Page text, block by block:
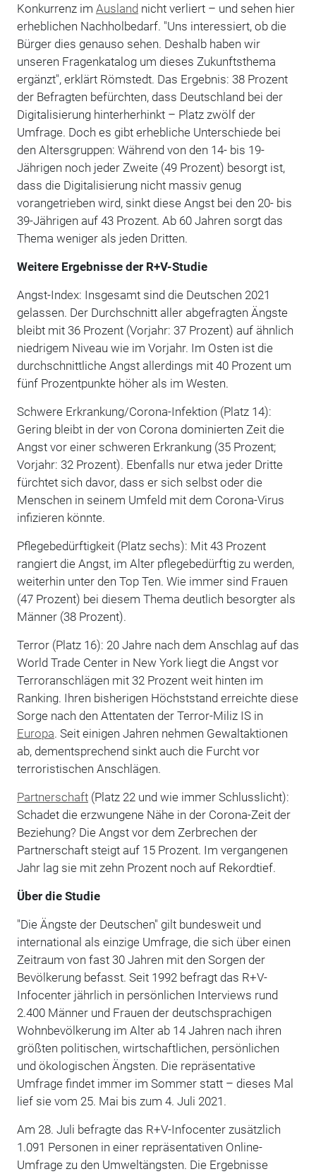
Konkurrenz im Ausland nicht verliert – und sehen hier
erheblichen Nachholbedarf. "Uns interessiert, ob die
Bürger dies genauso sehen. Deshalb haben wir
unseren Fragenkatalog um dieses Zukunftsthema
ergänzt", erklärt Römstedt. Das Ergebnis: 38 Prozent
der Befragten befürchten, dass Deutschland bei der
Digitalisierung hinterherhinkt – Platz zwölf der
Umfrage. Doch es gibt erhebliche Unterschiede bei
den Altersgruppen: Während von den 14- bis 19-
Jährigen noch jeder Zweite (49 Prozent) besorgt ist,
dass die Digitalisierung nicht massiv genug
vorangetrieben wird, sinkt diese Angst bei den 20- bis
39-Jährigen auf 43 Prozent. Ab 60 Jahren sorgt das
Thema weniger als jeden Dritten.
Weitere Ergebnisse der R+V-Studie
Angst-Index: Insgesamt sind die Deutschen 2021
gelassen. Der Durchschnitt aller abgefragten Ängste
bleibt mit 36 Prozent (Vorjahr: 37 Prozent) auf ähnlich
niedrigem Niveau wie im Vorjahr. Im Osten ist die
durchschnittliche Angst allerdings mit 40 Prozent um
fünf Prozentpunkte höher als im Westen.
Schwere Erkrankung/Corona-Infektion (Platz 14):
Gering bleibt in der von Corona dominierten Zeit die
Angst vor einer schweren Erkrankung (35 Prozent;
Vorjahr: 32 Prozent). Ebenfalls nur etwa jeder Dritte
fürchtet sich davor, dass er sich selbst oder die
Menschen in seinem Umfeld mit dem Corona-Virus
infizieren könnte.
Pflegebedürftigkeit (Platz sechs): Mit 43 Prozent
rangiert die Angst, im Alter pflegebedürftig zu werden,
weiterhin unter den Top Ten. Wie immer sind Frauen
(47 Prozent) bei diesem Thema deutlich besorgter als
Männer (38 Prozent).
Terror (Platz 16): 20 Jahre nach dem Anschlag auf das
World Trade Center in New York liegt die Angst vor
Terroranschlägen mit 32 Prozent weit hinten im
Ranking. Ihren bisherigen Höchststand erreichte diese
Sorge nach den Attentaten der Terror-Miliz IS in
Europa. Seit einigen Jahren nehmen Gewaltaktionen
ab, dementsprechend sinkt auch die Furcht vor
terroristischen Anschlägen.
Partnerschaft(Platz 22 und wie immer Schlusslicht):
Schadet die erzwungene Nähe in der Corona-Zeit der
Beziehung? Die Angst vor dem Zerbrechen der
Partnerschaft steigt auf 15 Prozent. Im vergangenen
Jahr lag sie mit zehn Prozent noch auf Rekordtief.
Über die Studie
"Die Ängste der Deutschen" gilt bundesweit und
international als einzige Umfrage, die sich über einen
Zeitraum von fast 30 Jahren mit den Sorgen der
Bevölkerung befasst. Seit 1992 befragt das R+V-
Infocenter jährlich in persönlichen Interviews rund
2.400 Männer und Frauen der deutschsprachigen
Wohnbevölkerung im Alter ab 14 Jahren nach ihren
größten politischen, wirtschaftlichen, persönlichen
und ökologischen Ängsten. Die repräsentative
Umfrage findet immer im Sommer statt – dieses Mal
lief sie vom 25. Mai bis zum 4. Juli 2021.
Am 28. Juli befragte das R+V-Infocenter zusätzlich
1.091 Personen in einer repräsentativen Online-
Umfrage zu den Umweltängsten. Die Ergebnisse